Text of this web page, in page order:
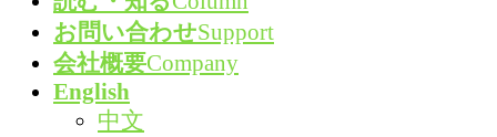
お問い合わせSupport
会社概要Company
English
中文